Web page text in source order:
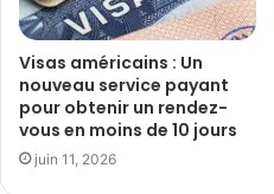
Visas américains : Un
nouveau service payant
pour obtenir un rendez-
vous en moins de 10 jours
juin 11, 2026